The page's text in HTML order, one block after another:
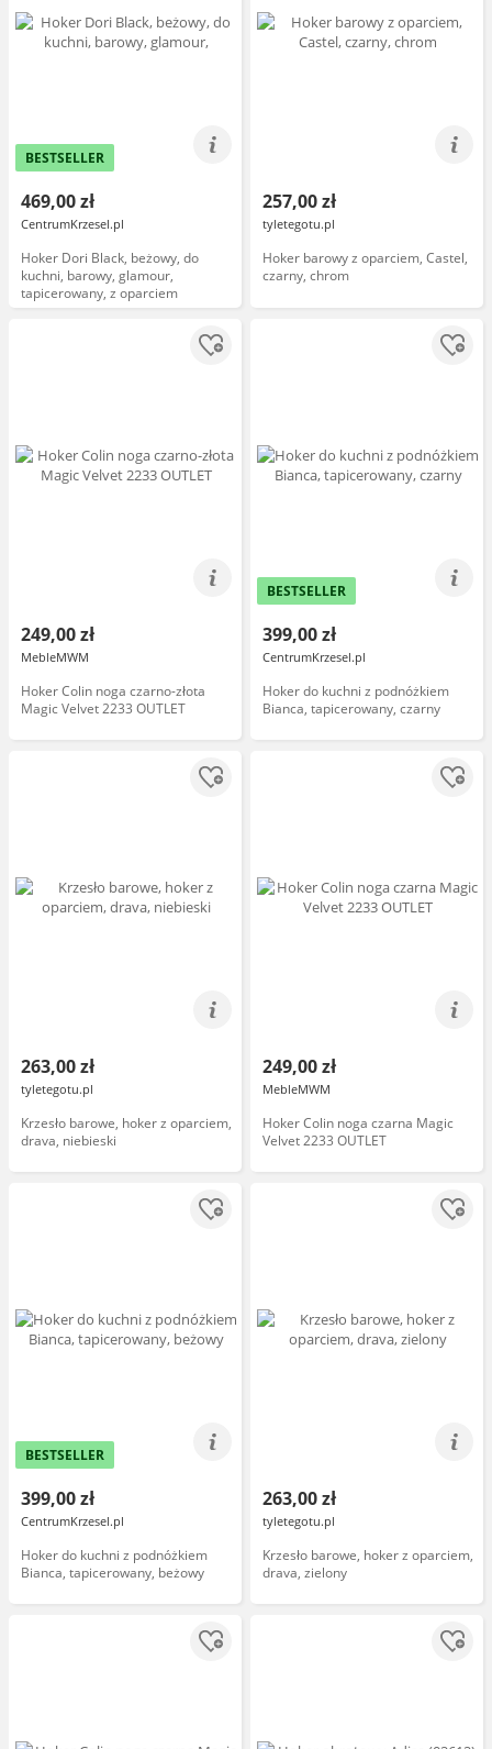
BESTSELLER
469,00 zł
CentrumKrzesel.pl
Hoker Dori Black, beżowy, do
kuchni, barowy, glamour,
tapicerowany, z oparciem
257,00 zł
tyletegotu.pl
Hoker barowy z oparciem, Castel,
czarny, chrom
249,00 zł
MebleMWM
Hoker Colin noga czarno-złota
Magic Velvet 2233 OUTLET
BESTSELLER
399,00 zł
CentrumKrzesel.pl
Hoker do kuchni z podnóżkiem
Bianca, tapicerowany, czarny
263,00 zł
tyletegotu.pl
Krzesło barowe, hoker z oparciem,
drava, niebieski
249,00 zł
MebleMWM
Hoker Colin noga czarna Magic
Velvet 2233 OUTLET
BESTSELLER
399,00 zł
CentrumKrzesel.pl
Hoker do kuchni z podnóżkiem
Bianca, tapicerowany, beżowy
263,00 zł
tyletegotu.pl
Krzesło barowe, hoker z oparciem,
drava, zielony